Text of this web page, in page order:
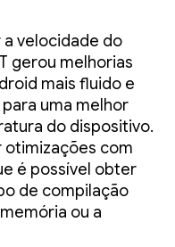
a velocidade do
gerou melhorias
mais fluido e
uma melhor
do dispositivo.
com
é possível obter
de compilação
ou a